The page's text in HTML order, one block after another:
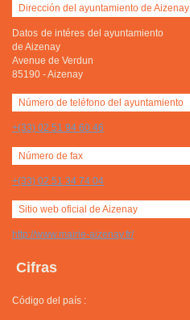
Dirección del ayuntamiento de Aizenay
Datos de intéres del ayuntamiento
de Aizenay
Avenue de Verdun
85190 -Aizenay
Número de teléfono del ayuntamiento
+(33) 02 51 94 60 46
Número de fax
+(33) 02 51 34 74 04
Sitio web oficial de Aizenay
http://www.mairie-aizenay.fr/
Cifras
Código del país :